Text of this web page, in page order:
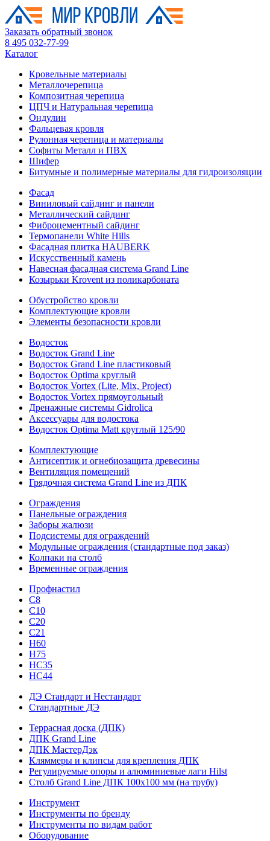
Заказать обратный звонок
8 495 032-77-99
Каталог
Кровельные материалы
Металлочерепица
Композитная черепица
ЦПЧ и Натуральная черепица
Ондулин
Фальцевая кровля
Рулонная черепица и материалы
Софиты Металл и ПВХ
Шифер
Битумные и полимерные материалы для гидроизоляции
Фасад
Виниловый сайдинг и панели
Металлический сайдинг
Фиброцементный сайдинг
Термопанели White Hills
Фасадная плитка HAUBERK
Искусственный камень
Навесная фасадная система Grand Line
Козырьки Krovent из поликарбоната
Обустройство кровли
Комплектующие кровли
Элементы безопасности кровли
Водосток
Водосток Grand Line
Водосток Grand Line пластиковый
Водосток Optima круглый
Водосток Vortex (Lite, Mix, Project)
Водосток Vortex прямоугольный
Дренажные системы Gidrolica
Аксессуары для водостока
Водосток Optima Matt круглый 125/90
Комплектующие
Антисептик и огнебиозащита древесины
Вентиляция помещений
Грядочная система Grand Line из ДПК
Ограждения
Панельные ограждения
Заборы жалюзи
Подсистемы для ограждений
Модульные ограждения (стандартные под заказ)
Колпаки на столб
Временные ограждения
Профнастил
С8
С10
С20
С21
H60
H75
HС35
НС44
ДЭ Стандарт и Нестандарт
Стандартные ДЭ
Террасная доска (ДПК)
ДПК Grand Line
ДПК МастерДэк
Кляммеры и клипсы для крепления ДПК
Регулируемые опоры и алюминиевые лаги Hilst
Столб Grand Line ДПК 100х100 мм (на трубу)
Инструмент
Инструменты по бренду
Инструменты по видам работ
Оборудование